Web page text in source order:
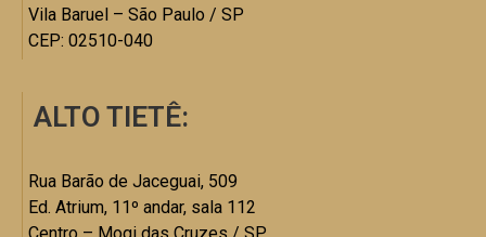
Vila Baruel – São Paulo / SP
CEP: 02510-040
ALTO TIETÊ:
Rua Barão de Jaceguai, 509
Ed. Atrium, 11º andar, sala 112
Centro – Mogi das Cruzes / SP